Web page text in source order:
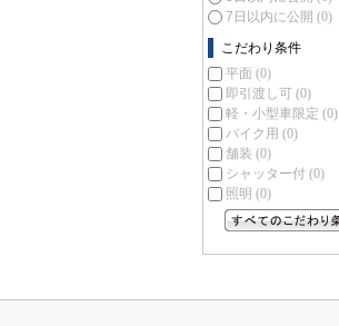
7日以内に公開 (0)
こだわり条件
平面 (0)
即引渡し可 (0)
軽・小型車限定 (0)
バイク用 (0)
舗装 (0)
シャッター付 (0)
照明 (0)